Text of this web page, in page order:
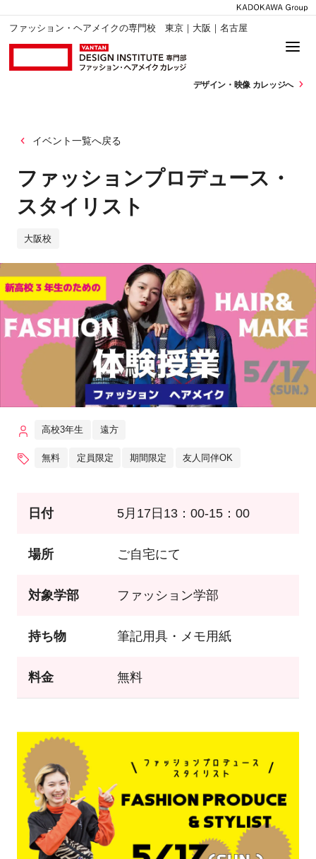
ファッション・ヘアメイクの専門校 東京｜大阪｜名古屋
デザイン・ 映像 カレッジへ
イベント一覧へ戻る
ファッションプロデュース・
スタイリスト
大阪校
高校3年生 遠方
無料 定員限定 期間限定 友人同伴OK
日付 5月17日13：00-15：00
場所 ご自宅にて
対象学部 ファッション学部
持ち物 筆記用具・メモ用紙
料金 無料